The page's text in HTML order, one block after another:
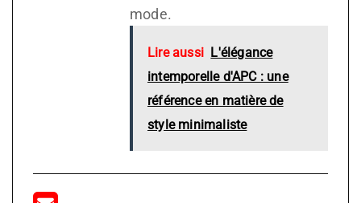
mode.
Lire aussi L'élégance
intemporelle d'APC : une
référence en matière de
style minimaliste